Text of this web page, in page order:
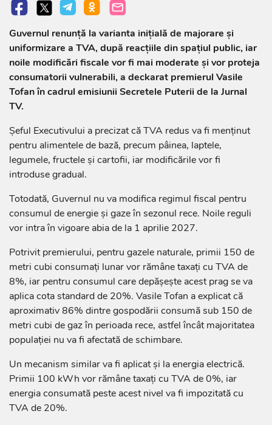
Guvernul renunță la varianta inițială de majorare și
uniformizare a TVA, după reacțiile din spațiul public, iar
noile modificări fiscale vor fi mai moderate și vor proteja
consumatorii vulnerabili, a deckarat premierul Vasile
Tofan în cadrul emisiunii Secretele Puterii de la Jurnal
TV.
Șeful Executivului a precizat că TVA redus va fi menținut
pentru alimentele de bază, precum pâinea, laptele,
legumele, fructele și cartofii, iar modificările vor fi
introduse gradual.
Totodată, Guvernul nu va modifica regimul fiscal pentru
consumul de energie și gaze în sezonul rece. Noile reguli
vor intra în vigoare abia de la 1 aprilie 2027.
Potrivit premierului, pentru gazele naturale, primii 150 de
metri cubi consumați lunar vor rămâne taxați cu TVA de
8%, iar pentru consumul care depășește acest prag se va
aplica cota standard de 20%. Vasile Tofan a explicat că
aproximativ 86% dintre gospodării consumă sub 150 de
metri cubi de gaz în perioada rece, astfel încât majoritatea
populației nu va fi afectată de schimbare.
Un mecanism similar va fi aplicat și la energia electrică.
Primii 100 kWh vor rămâne taxați cu TVA de 0%, iar
energia consumată peste acest nivel va fi impozitată cu
TVA de 20%.